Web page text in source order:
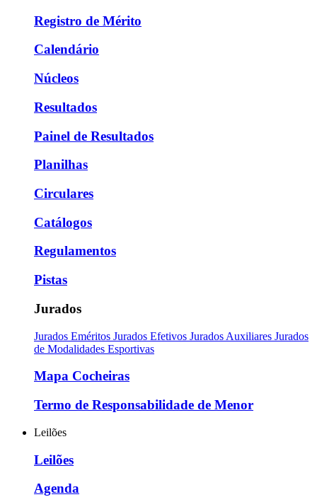
Registro de Mérito
Calendário
Núcleos
Resultados
Painel de Resultados
Planilhas
Circulares
Catálogos
Regulamentos
Pistas
Jurados
Jurados Eméritos Jurados Efetivos Jurados Auxiliares Jurados
de Modalidades Esportivas
Mapa Cocheiras
Termo de Responsabilidade de Menor
Leilões
Leilões
Agenda